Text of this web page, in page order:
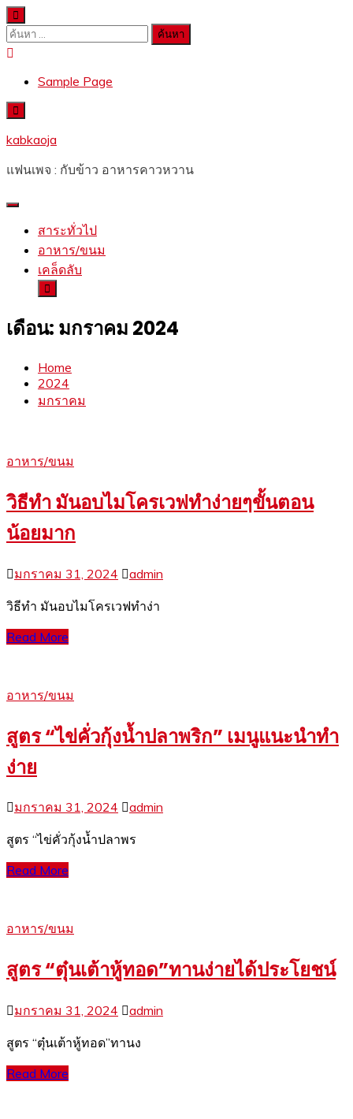
Skip
to
content
ค้นหา
สำหรับ:
Sample Page
kabkaoja
แฟนเพจ : กับข้าว อาหารคาวหวาน
สาระทั่วไป
อาหาร/ขนม
เคล็ดลับ
เดือน: มกราคม 2024
Home
2024
มกราคม
อาหาร/ขนม
วิธีทำ มันอบไมโครเวฟทำง่ายๆขั้นตอน
น้อยมาก
มกราคม 31, 2024 admin
วิธีทำ มันอบไมโครเวฟทำง่า
Read More
อาหาร/ขนม
สูตร “ไข่คั่วกุ้งน้ำปลาพริก” เมนูแนะนำทำ
ง่าย
มกราคม 31, 2024 admin
สูตร “ไข่คั่วกุ้งน้ำปลาพร
Read More
อาหาร/ขนม
สูตร “ตุ๋นเต้าหู้ทอด”ทานง่ายได้ประโยชน์
มกราคม 31, 2024 admin
สูตร “ตุ๋นเต้าหู้ทอด”ทานง
Read More